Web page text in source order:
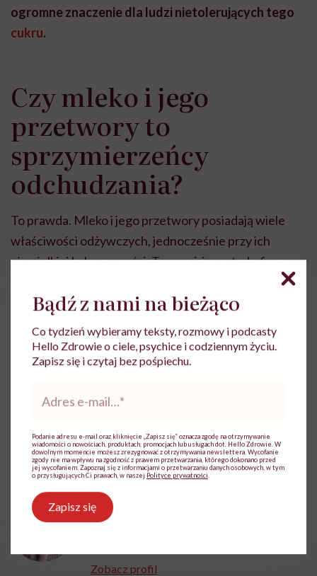
ogromne znaczenie dla ludzi nietolerujących tego
cukru.
Czy mleko i jego
przetwory to
sprzymierzeńcy
odchudzania?
To prawda. Mleko i jego przetwory posiadają wiele
właściwości odżywczych, jednocześnie przy ich
niewielkiej kaloryczności. Twarogi, jogurty, kefiry oraz
bezpośredniego spożycia, ale również jako baza do
38PR.
Magdalena Bury-Motyl
Zobacz profil
Bądź z nami na bieżąco
Co tydzień wybieramy teksty, rozmowy i podcasty
Hello Zdrowie o ciele, psychice i codziennym życiu.
Zapisz się i czytaj bez pośpiechu.
mail*
Podanie adresu e-mail oraz kliknięcie „Zapisz się” oznacza zgodę na otrzymywanie
wiadomości o nowościach, produktach, promocjach lub usługach dot. Hello Zdrowie. W
dowolnym momencie możesz zrezygnować z otrzymywania newslettera. Wycofanie
zgody nie ma wpływu na zgodność z prawem przetwarzania, którego dokonano przed
jej wycofaniem. Zapoznaj się z informacjami o przetwarzaniu danych osobowych, w tym
o przysługujących Ci prawach, w naszej Polityce prywatności
Zapisz się